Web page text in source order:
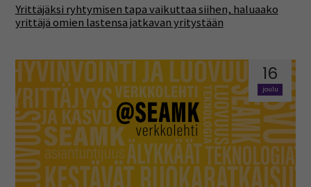
Yrittäjäksi ryhtymisen tapa vaikuttaa siihen, haluaako
yrittäjä omien lastensa jatkavan yritystään
16
joulu